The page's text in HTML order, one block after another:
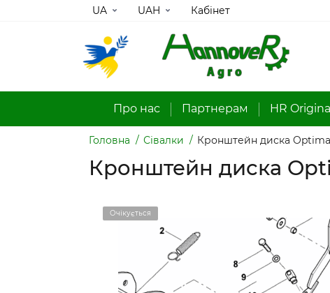
UA UAH Кабінет
Про нас Партнерам HR
Головна Сівалки Кронштейн диска Optima
Кронштейн диска
Очікується